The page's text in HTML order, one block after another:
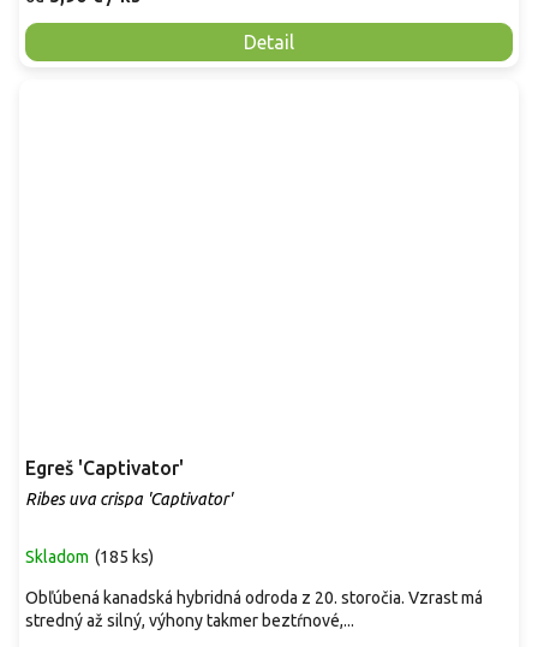
Detail
Egreš 'Captivator'
Ribes uva crispa 'Captivator'
Skladom (185 ks)
Obľúbená kanadská hybridná odroda z 20. storočia. Vzrast má
stredný až silný, výhony takmer beztŕnové,...